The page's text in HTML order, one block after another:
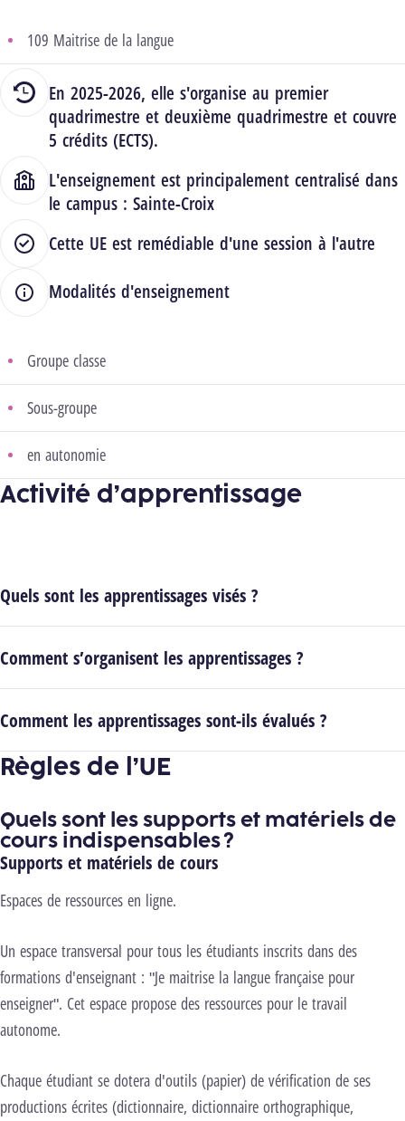
109 Maitrise de la langue
En 2025-2026, elle s'organise au premier
quadrimestre et deuxième quadrimestre et couvre
5 crédits (ECTS).
L'enseignement est principalement centralisé dans
le campus : Sainte-Croix
Cette UE est remédiable d'une session à l'autre
Modalités d'enseignement
Groupe classe
Sous-groupe
en autonomie
Activité d’apprentissage
Quels sont les apprentissages visés ?
Comment s’organisent les apprentissages ?
Comment les apprentissages sont-ils évalués ?
Règles de l’UE
Quels sont les supports et matériels de
cours indispensables ?
Supports et matériels de cours
Espaces de ressources en ligne.
Un espace transversal pour tous les étudiants inscrits dans des
formations d'enseignant : "Je maitrise la langue française pour
enseigner". Cet espace propose des ressources pour le travail
autonome.
Chaque étudiant se dotera d'outils (papier) de vérification de ses
productions écrites (dictionnaire, dictionnaire orthographique,